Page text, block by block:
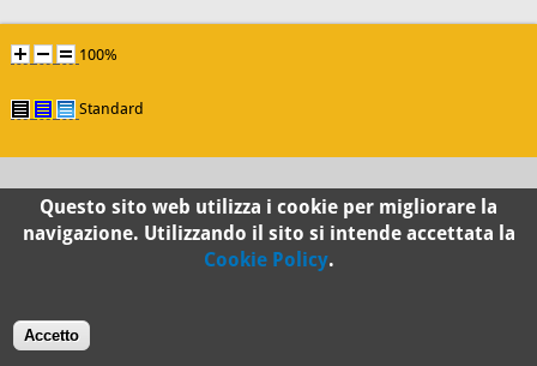
100%
Standard
Questo sito web utilizza i cookie per migliorare la
navigazione. Utilizzando il sito si intende accettata la
Cookie Policy.
Accetto